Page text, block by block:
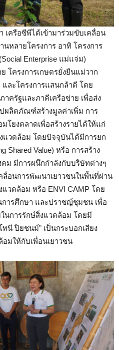
เครือซีพีได้เข้ามาร่วมขับเคลื่อน
หลายโครงการ อาทิ โครงการ
Enterprise แม่แจ่ม)
โครงการเกษตรยั่งยืนแม่วาก
และโครงการแสนกล้าดี โดย
าครัฐและภาคีเครือข่าย เพื่อส่ง
ปผลิตภัณฑ์สร้างมูลค่าเพิ่ม การ
โยงตลาดเพื่อสร้างรายได้ให้แก่
วดล้อม โดยปัจจุบันได้มีการยก
Shared Value) หรือ การสร้าง
ม มีการผนึกกำลังกับบริษัทต่างๆ
ลื่อนการพัฒนาเยาวชนในพื้นที่ผ่าน
วดล้อม หรือ ENVI CAMP โดย
ารศึกษา และปราชญ์ชุมชน เพื่อ
นการรักษ์สิ่งแวดล้อม โดยมี
นี ปิยชนม์” เป็นกระบอกเสียง
มให้กับเพื่อนเยาวชน